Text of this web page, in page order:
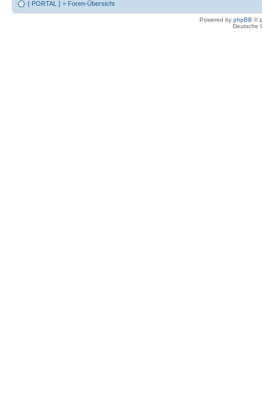
{ PORTAL } » Foren-Übersicht
Powered by phpBB ©
Deutsche